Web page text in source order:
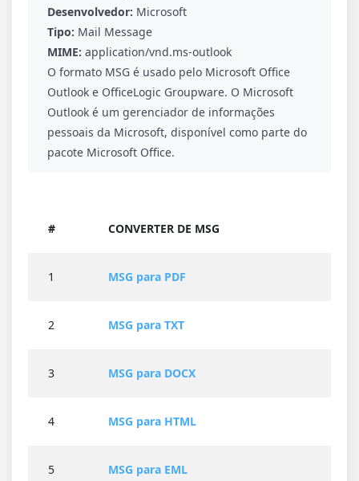
Desenvolvedor: Microsoft
Tipo: Mail Message
MIME: application/vnd.ms-outlook
O formato MSG é usado pelo Microsoft Office
Outlook e OfficeLogic Groupware. O Microsoft
Outlook é um gerenciador de informações
pessoais da Microsoft, disponível como parte do
pacote Microsoft Office.
# CONVERTER DE MSG
1 MSG para PDF
2 MSG para TXT
3 MSG para DOCX
4 MSG para HTML
5 MSG para EML